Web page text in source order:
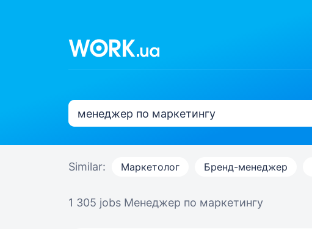
Similar: Маркетолог Бренд-менеджер
1 305 jobs Менеджер по маркетингу